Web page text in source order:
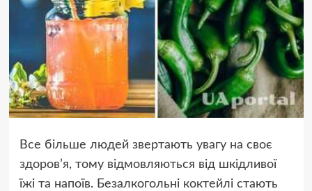
Все більше людей звертають увагу на своє
здоров’я, тому відмовляються від шкідливої
їжі та напоїв. Безалкогольні коктейлі стають